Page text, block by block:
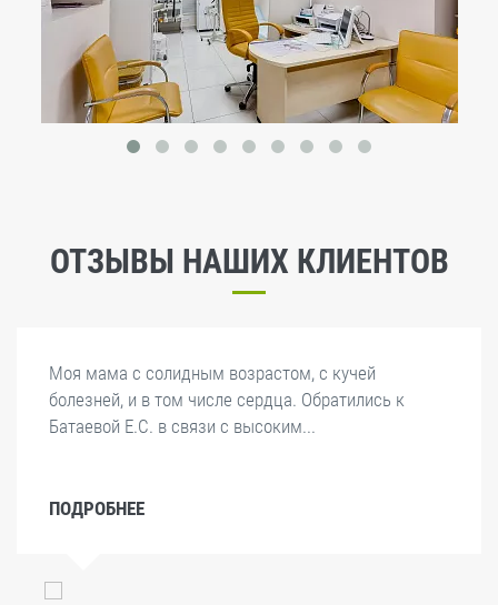
ОТЗЫВЫ НАШИХ КЛИЕНТОВ
Моя мама с солидным возрастом, с кучей
болезней, и в том числе сердца. Обратились к
Батаевой Е.С. в связи с высоким...
ПОДРОБНЕЕ